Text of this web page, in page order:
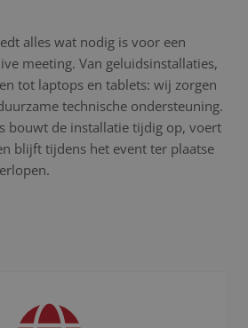
alles wat nodig is voor een
meeting. Van geluidsinstallaties,
tot laptops en tablets: wij zorgen
technische ondersteuning.
bouwt de installatie tijdig op, voert
blijft tijdens het event ter plaatse